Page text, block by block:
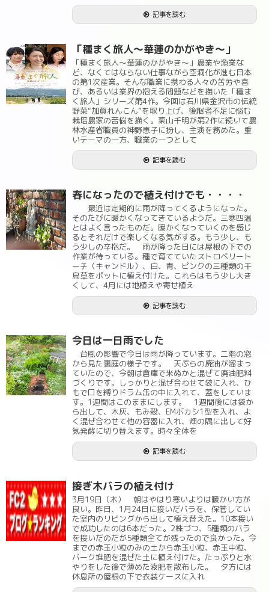
記事を読む
「種まく旅人～華蓮のかがやき～」
「種まく旅人～華蓮のかがやき～」農業や漁業な
ど、なくてはならない仕事ながら空洞化が進む日本
の第1次産業。そんな職業に携わる人々の苦労や喜
び、あるいは業界の抱える問題などを描いた「種ま
く旅人」シリーズ第4作。今回は石川県金沢市の伝統
野菜“加賀れんこん”を取り上げ、後継者不足に悩む
栽培農家の苦悩を描く。栗山千明が第2作に続いて農
林水産省職員の神野恵子に扮し、主演を務めた。重
いテーマの一方、職業の一つとして
記事を読む
春になったので植え付けでも・・・・
最近は定期的に雨が降ってくるようになった。
そのたびに暖かくなってきているようだ。三寒四温
とはよく言ったものだ。暖かくなっていくのを感じ
るとそれだけで楽しくなる気がする。もう少し、も
う少しの辛抱だ。 雨が降った日には屋根の下での
作業が待っている。種で育てていたストロベリート
ーチ（キャンドル）、白、青、ピンクの三種類の千
鳥草をポットに植え付けた。これらはもう少し大き
くして、4月には地植えや寄せ植え
記事を読む
今日は一日雨でした
台風の影響で今日は雨が降っています。二階の窓
から見た裏庭の様子です。 天ぷらの廃油が溜まっ
ていたので、今朝は倉庫で米ぬかと混ぜて廃油肥料
づくりです。しっかりと混ぜ合わせて袋に入れ、ひ
もで口を縛りドラム缶の中に入れて、蓋をしていま
す。1週間はこのままにします。 1週間後には袋か
ら出して、木灰、もみ殻、EMボカシ1型を入れ、よ
く混ぜ合わせて他の容器に入れ、畑の隅に出して好
気発酵に切り替えます。時々全体を
記事を読む
接ぎ木バラの植え付け
3月19日（木） 朝はやはり寒いよりは暖かい方が
良い。昨日、1月24日に接いだバラを、保管してい
た室内のリビングから出して植え替えた。10本接い
で成功したのは6本だった。2株づつ、5種類のバラ
を接いだのだが5種類全てが残ったので良かった。今
までの赤玉小粒のみの土から赤玉小粒、赤玉中粒、
バーク堆肥を混ぜた土に植え付けた。たっぷりと水
やりをした後で薄めた液肥を散布した。 夕方には
休息所の屋根の下で衣装ケースに入れ